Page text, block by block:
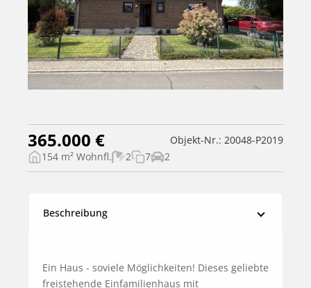
365.000 €
Objekt-Nr.: 20048-P2019
154 m² Wohnfl.
2 7 2
Beschreibung
Ein Haus - soviele Möglichkeiten! Dieses geliebte
freistehende Einfamilienhaus mit